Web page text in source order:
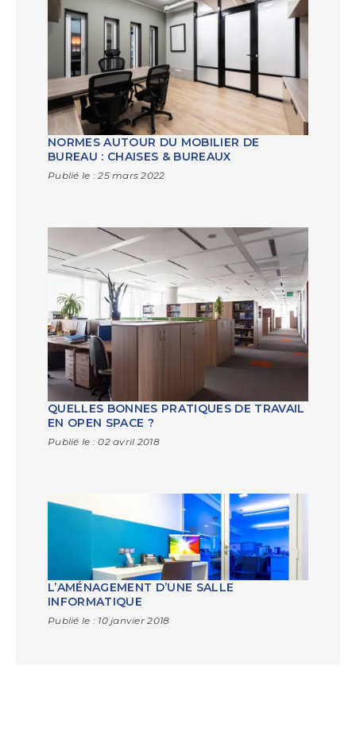
NORMES AUTOUR DU MOBILIER DE
BUREAU : CHAISES & BUREAUX
Publié le : 25 mars 2022
QUELLES BONNES PRATIQUES DE TRAVAIL
EN OPEN SPACE ?
Publié le : 02 avril 2018
L’AMÉNAGEMENT D’UNE SALLE
INFORMATIQUE
Publié le : 10 janvier 2018